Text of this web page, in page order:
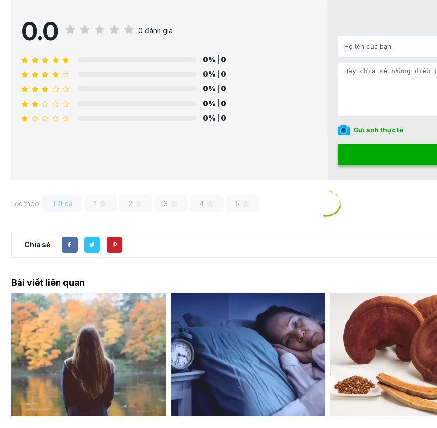
0.0 0 đánh giá
0% | 0
0% | 0
0% | 0
0% | 0
0% | 0
Gửi ảnh thực tế
Lọc theo: Tất cả 1 2 3 4 5
Chia sẻ
Bài viết liên quan